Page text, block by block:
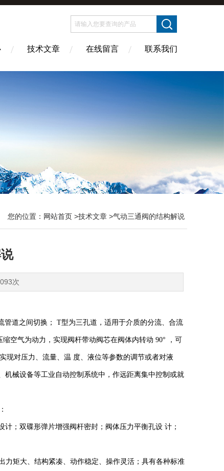
技术文章 在线留言 联系我们
您的位置： 网站首页 >技术文章 >气动三通阀的结构解说
次
道之间切换； T型为三孔道，适用于介质的分流、合流
空气为动力，实现阀杆带动阀芯在阀体内转动 90° ，可
现对压力、流量、温 度、液位等参数的调节或者对液
械设备等工业自动控制系统中，作远距离集中控制或就
；双碟形弹片增强阀杆密封；阀体压力平衡孔设 计；
矩大、结构紧凑、动作稳定、操作灵活；具有各种标准